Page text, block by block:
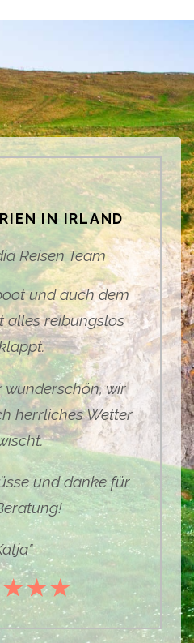
IN IRLAND
Reisen Team
und auch dem
alles reibungslos
wunderschön, wir
herrliches Wetter
und danke für
"